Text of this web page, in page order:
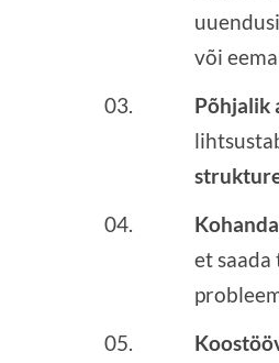
või
Põhjalik
et